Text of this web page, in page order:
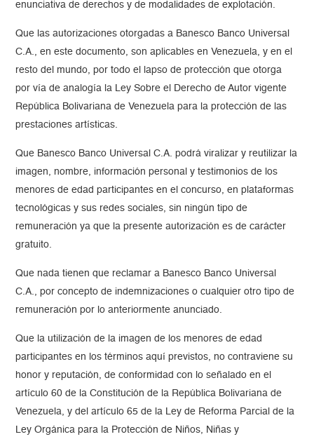
enunciativa de derechos y de modalidades de explotación.
Que las autorizaciones otorgadas a Banesco Banco Universal
C.A., en este documento, son aplicables en Venezuela, y en el
resto del mundo, por todo el lapso de protección que otorga
por vía de analogía la Ley Sobre el Derecho de Autor vigente
República Bolivariana de Venezuela para la protección de las
prestaciones artísticas.
Que Banesco Banco Universal C.A. podrá viralizar y reutilizar la
imagen, nombre, información personal y testimonios de los
menores de edad participantes en el concurso, en plataformas
tecnológicas y sus redes sociales, sin ningún tipo de
remuneración ya que la presente autorización es de carácter
gratuito.
Que nada tienen que reclamar a Banesco Banco Universal
C.A., por concepto de indemnizaciones o cualquier otro tipo de
remuneración por lo anteriormente anunciado.
Que la utilización de la imagen de los menores de edad
participantes en los términos aquí previstos, no contraviene su
honor y reputación, de conformidad con lo señalado en el
artículo 60 de la Constitución de la República Bolivariana de
Venezuela, y del artículo 65 de la Ley de Reforma Parcial de la
Ley Orgánica para la Protección de Niños, Niñas y